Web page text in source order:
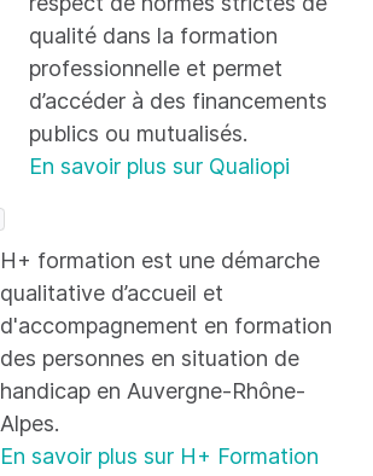
qualité dans la formation
professionnelle et permet
d’accéder à des financements
publics ou mutualisés.
En savoir plus sur Qualiopi
H+ formation est une démarche
qualitative d’accueil et
d'accompagnement en formation
des personnes en situation de
handicap en Auvergne-Rhône-
Alpes.
En savoir plus sur H+ Formation